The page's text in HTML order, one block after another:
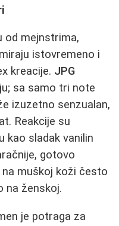
od mejnstrima,
istovremeno i
kreacije. JPG
sa samo tri note
izuzetno senzualan,
Reakcije su
kao sladak vanilin
gotovo
muškoj koži često
na ženskoj.
je potraga za